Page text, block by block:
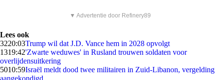
▼ Advertentie door Refinery89
Lees ook
3220:03Trump wil dat J.D. Vance hem in 2028 opvolgt
1319:42'Zwarte weduwes' in Rusland trouwen soldaten voor
overlijdensuitkering
5010:59Israël meldt dood twee militairen in Zuid-Libanon, vergelding
aangekondigd